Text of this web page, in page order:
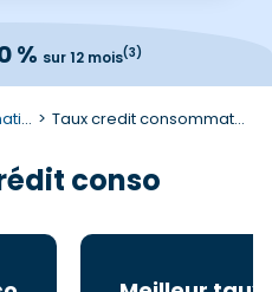
% sur 12 mois(3)
Taux credit consommation
conso